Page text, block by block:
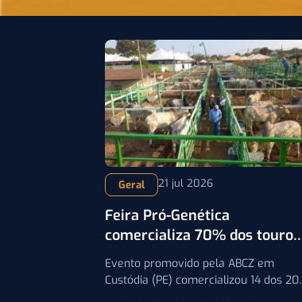
Geral 21 jul 2026
Feira Pró-Genética
comercializa 70% dos touros
e amplia acesso à genética
zebuína em PE
Evento promovido pela ABCZ em
Custódia (PE) comercializou 14 dos 20